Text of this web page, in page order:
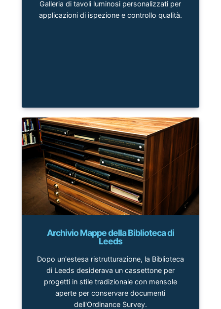
Galleria di tavoli luminosi personalizzati per
applicazioni di ispezione e controllo qualità.
Archivio Mappe della Biblioteca di
Leeds
Dopo un'estesa ristrutturazione, la Biblioteca
di Leeds desiderava un cassettone per
progetti in stile tradizionale con mensole
aperte per conservare documenti
dell'Ordinance Survey.